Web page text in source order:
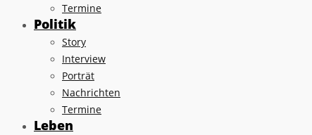
Termine
Politik
Story
Interview
Porträt
Nachrichten
Termine
Leben